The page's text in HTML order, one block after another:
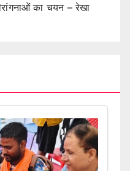
का चयन – रेखा